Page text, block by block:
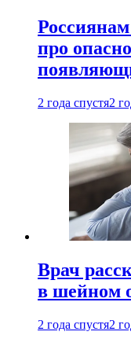
про
2 года спустя2
Врач
в шейном
2 года спустя2